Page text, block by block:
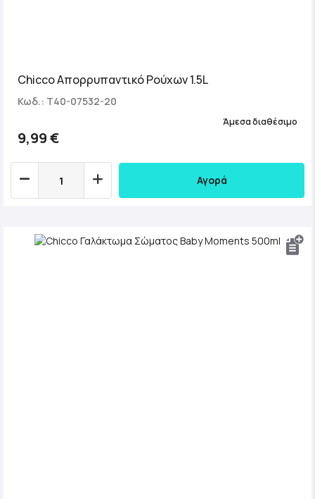
Chicco Απορρυπαντικό Ρούχων 1.5L
Κωδ.: T40-07532-20
9,99 €
Άμεσα διαθέσιμο
Αγορά